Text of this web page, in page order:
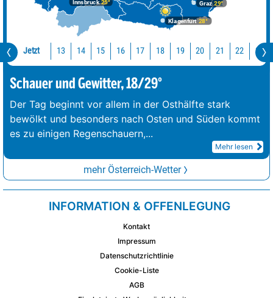
Graz29°
Innsbruck25°
Klagenfurt 28°
Jetzt 13 14 15 16 17 18 19 20 21 22 23
Schauer und Gewitter, 18/29°
Der Tag beginnt vor allem in der Osthälfte stark
bewölkt und besonders nach Osten und Süden kommt
es zu einigen Regenschauern,...
Mehr lesen
mehr Österreich-Wetter
INFORMATION & OFFENLEGUNG
Kontakt
Impressum
Datenschutzrichtlinie
Cookie-Liste
AGB